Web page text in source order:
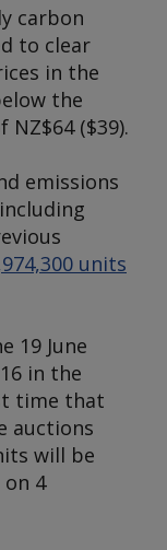
carbon
to clear
in the
the
($39).
emissions
units
19 June
in the
time that
auctions
will be
4